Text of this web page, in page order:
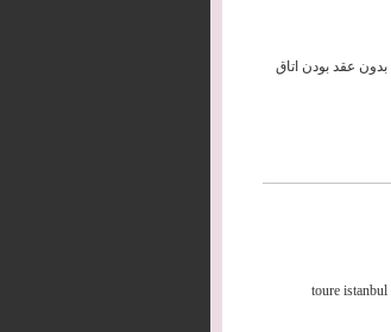
عقد بودن اتاق
toure istanbul